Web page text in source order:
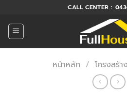
ยัง
เนื้อหา
CALL CENTER :
หน้าหลัก / โครงสร้าง